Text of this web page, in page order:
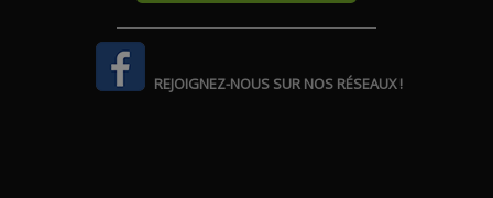
REJOIGNEZ-NOUS SUR NOS RÉSEAUX !